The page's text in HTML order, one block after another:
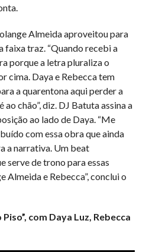
Almeida aproveitou para
faixa traz. “Quando recebi a
porque a letra pluraliza o
cima. Daya e Rebecca tem
a quarentona aqui perder a
ao chão”, diz. DJ Batuta assina a
ao lado de Daya. “Me
com essa obra que ainda
a narrativa. Um beat
serve de trono para essas
Almeida e Rebecca”, conclui o
com Daya Luz, Rebecca